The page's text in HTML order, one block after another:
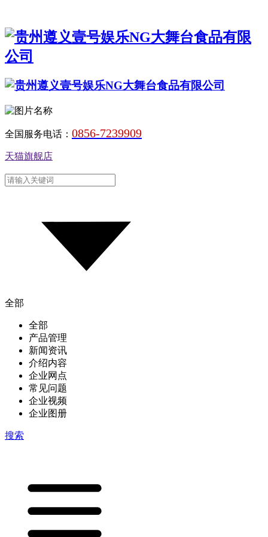
全国服务电话： 0856-7239909
天猫旗舰店
全部
全部
产品管理
新闻资讯
介绍内容
企业网点
常见问题
企业视频
企业图册
搜索